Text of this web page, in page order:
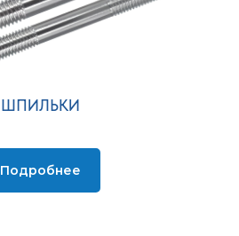
ШПИЛЬКИ
Подробнее